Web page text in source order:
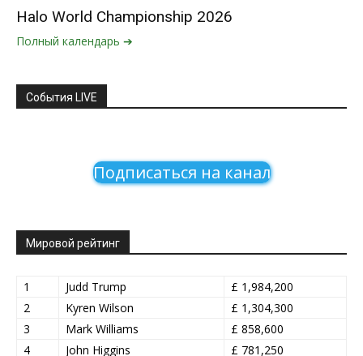
Halo World Championship 2026
Полный календарь ➔
События LIVE
Подписаться на канал
Мировой рейтинг
1 Judd Trump
£ 1,984,200
2
Kyren Wilson
£ 1,304,300
3
Mark Williams
£ 858,600
4
John Higgins
£ 781,250